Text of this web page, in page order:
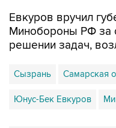
Евкуров вручил
Минобороны РФ за
решении задач,
Сызрань Самарская
Юнус-Бек Евкуров